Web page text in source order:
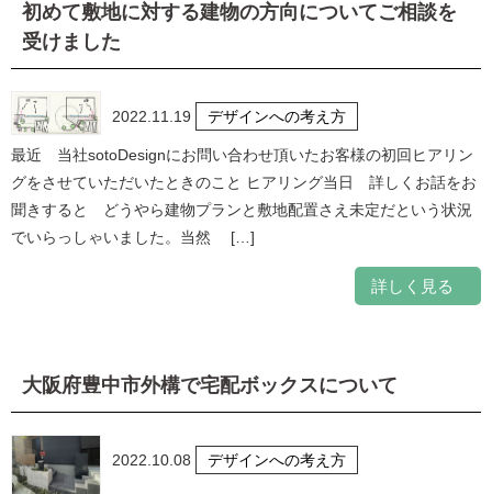
初めて敷地に対する建物の方向についてご相談を
受けました
2022.11.19 デザインへの考え方
最近 当社sotoDesignにお問い合わせ頂いたお客様の初回ヒアリン
グをさせていただいたときのこと ヒアリング当日 詳しくお話をお
聞きすると どうやら建物プランと敷地配置さえ未定だという状況
でいらっしゃいました。当然 […]
詳しく見る
大阪府豊中市外構で宅配ボックスについて
2022.10.08 デザインへの考え方